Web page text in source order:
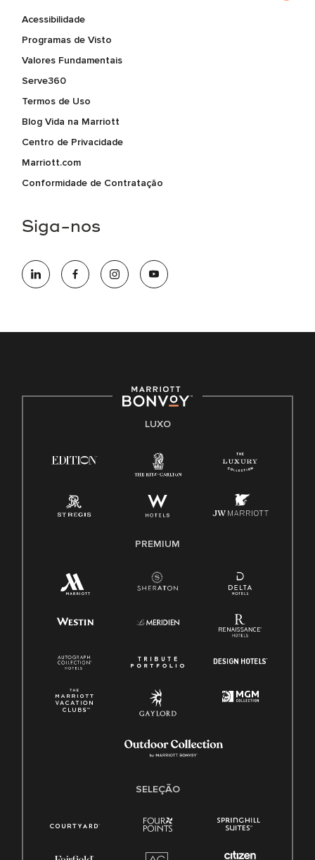
Acessibilidade
Programas de Visto
Valores Fundamentais
Serve360
Termos de Uso
Blog Vida na Marriott
Centro de Privacidade
Marriott.com
Conformidade de Contratação
Siga-nos
LUXO
PREMIUM
SELEÇÃO